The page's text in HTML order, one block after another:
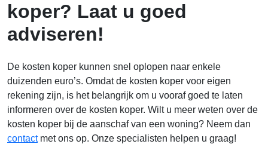
koper? Laat u goed
adviseren!
De kosten koper kunnen snel oplopen naar enkele
duizenden euro’s. Omdat de kosten koper voor eigen
rekening zijn, is het belangrijk om u vooraf goed te laten
informeren over de kosten koper. Wilt u meer weten over de
kosten koper bij de aanschaf van een woning? Neem dan
contactmet ons op. Onze specialisten helpen u graag!